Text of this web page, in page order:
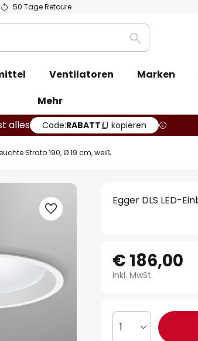
50 Tage Retoure
Suche
Ventilatoren Marken
Mehr
alles Code:RABATT kopieren
Strato 190, Ø 19 cm, weiß
Egger DLS LED-
€ 186,00
inkl. MwSt.
1